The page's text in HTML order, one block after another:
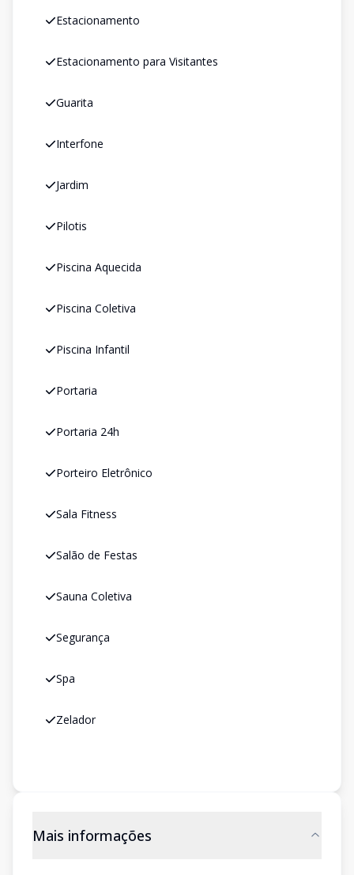
Estacionamento
Estacionamento para Visitantes
Guarita
Interfone
Jardim
Pilotis
Piscina Aquecida
Piscina Coletiva
Piscina Infantil
Portaria
Portaria 24h
Porteiro Eletrônico
Sala Fitness
Salão de Festas
Sauna Coletiva
Segurança
Spa
Zelador
Mais informações